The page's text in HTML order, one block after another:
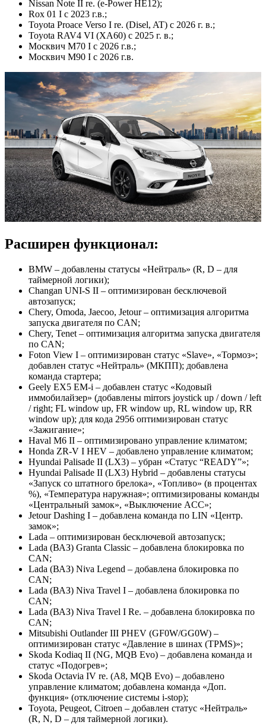
Nissan Note II re. (e-Power HE12);
Rox 01 I с 2023 г.в.;
Toyota Proace Verso I re. (Disel, AT) с 2026 г. в.;
Toyota RAV4 VI (XA60) с 2025 г. в.;
Москвич M70 I с 2026 г.в.;
Москвич M90 I с 2026 г.в.
Расширен функционал:
BMW – добавлены статусы «Нейтраль» (R, D – для
таймерной логики);
Changan UNI-S II – оптимизирован бесключевой
автозапуск;
Chery, Omoda, Jaecoo, Jetour – оптимизация алгоритма
запуска двигателя по CAN;
Chery, Tenet – оптимизация алгоритма запуска двигателя
по CAN;
Foton View I – оптимизирован статус «Slave», «Тормоз»;
добавлен статус «Нейтраль» (МКПП); добавлена
команда стартера;
Geely EX5 EM-i – добавлен статус «Кодовый
иммобилайзер» (добавлены mirrors joystick up / down / left
/ right; FL window up, FR window up, RL window up, RR
window up); для кода 2956 оптимизирован статус
«Зажигание»;
Haval M6 II – оптимизировано управление климатом;
Honda ZR-V I HEV – добавлено управление климатом;
Hyundai Palisade II (LX3) – убран «Статус “READY”»;
Hyundai Palisade II (LX3) Hybrid – добавлены статусы
«Запуск со штатного брелока», «Топливо» (в процентах
%), «Температура наружная»; оптимизированы команды
«Центральный замок», «Выключение ACC»;
Jetour Dashing I – добавлена команда по LIN «Центр.
замок»;
Lada – оптимизирован бесключевой автозапуск;
Lada (ВАЗ) Granta Classic – добавлена блокировка по
CAN;
Lada (ВАЗ) Niva Legend – добавлена блокировка по
CAN;
Lada (ВАЗ) Niva Travel I – добавлена блокировка по
CAN;
Lada (ВАЗ) Niva Travel I Re. – добавлена блокировка по
CAN;
Mitsubishi Outlander III PHEV (GF0W/GG0W) –
оптимизирован статус «Давление в шинах (TPMS)»;
Skoda Kodiaq II (NG, MQB Evo) – добавлена команда и
статус «Подогрев»;
Skoda Octavia IV re. (A8, MQB Evo) – добавлено
управление климатом; добавлена команда «Доп.
функция» (отключение системы i-stop);
Toyota, Peugeot, Citroen – добавлен статус «Нейтраль»
(R, N, D – для таймерной логики).